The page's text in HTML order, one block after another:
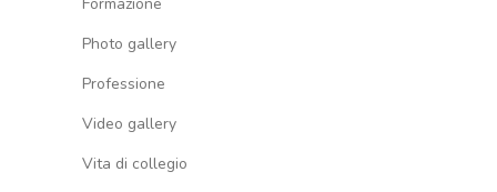
Photo gallery
Professione
Video gallery
Vita di collegio